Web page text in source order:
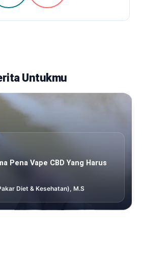
Untukmu
Pena Vape CBD Yang Harus
Diet & Kesehatan), M.S